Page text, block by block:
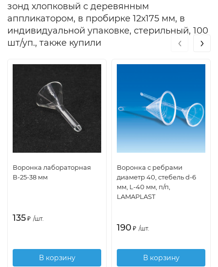
зонд хлопковый с деревянным
аппликатором, в пробирке 12х175 мм, в
индивидуальной упаковке, стерильный, 100
шт/уп., также купили
Воронка лабораторная
В-25-38 мм
135 ₽ /шт.
В корзину
Воронка с ребрами
диаметр 40, стебель d-6
мм, L-40 мм, п/п,
LAMAPLAST
190 ₽ /шт.
В корзину
‹ ›